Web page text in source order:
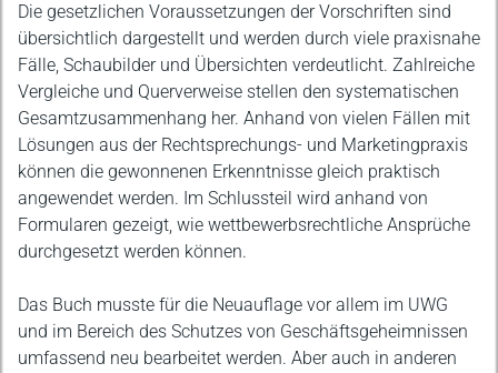
Die gesetzlichen Voraussetzungen der Vorschriften sind
übersichtlich dargestellt und werden durch viele praxisnahe
Fälle, Schaubilder und Übersichten verdeutlicht. Zahlreiche
Vergleiche und Querverweise stellen den systematischen
Gesamtzusammenhang her. Anhand von vielen Fällen mit
Lösungen aus der Rechtsprechungs- und Marketingpraxis
können die gewonnenen Erkenntnisse gleich praktisch
angewendet werden. Im Schlussteil wird anhand von
Formularen gezeigt, wie wettbewerbsrechtliche Ansprüche
durchgesetzt werden können.
Das Buch musste für die Neuauflage vor allem im UWG
und im Bereich des Schutzes von Geschäftsgeheimnissen
umfassend neu bearbeitet werden. Aber auch in anderen